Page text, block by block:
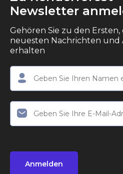
Newsletter
Gehören Sie zu den Ersten,
neuesten Nachrichten und
erhalten
Anmelden